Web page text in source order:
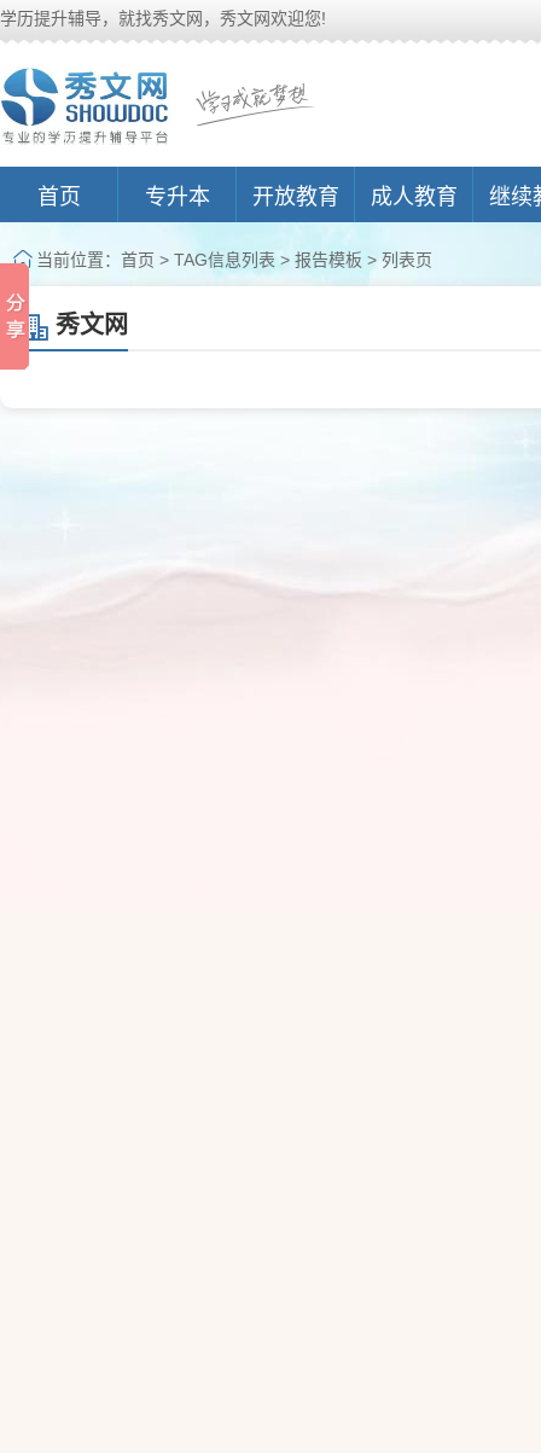
学历提升辅导，就找秀文网，秀文网欢迎您!
首页 专升本 开放教育 成人教育 继续
当前位置： 首页 > TAG信息列表 > 报告模板 > 列表页
秀文网